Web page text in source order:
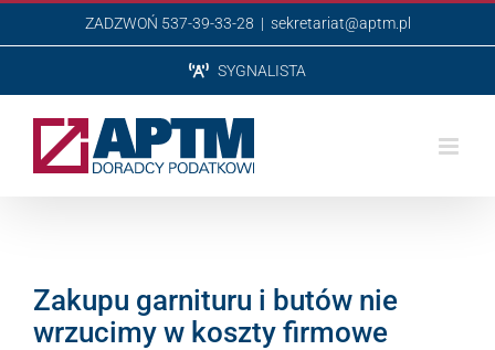
do
ZADZWOŃ 537-39-33-28 | sekretariat@aptm.pl
SYGNALISTA
Zakupu garnituru i butów nie
wrzucimy w koszty firmowe